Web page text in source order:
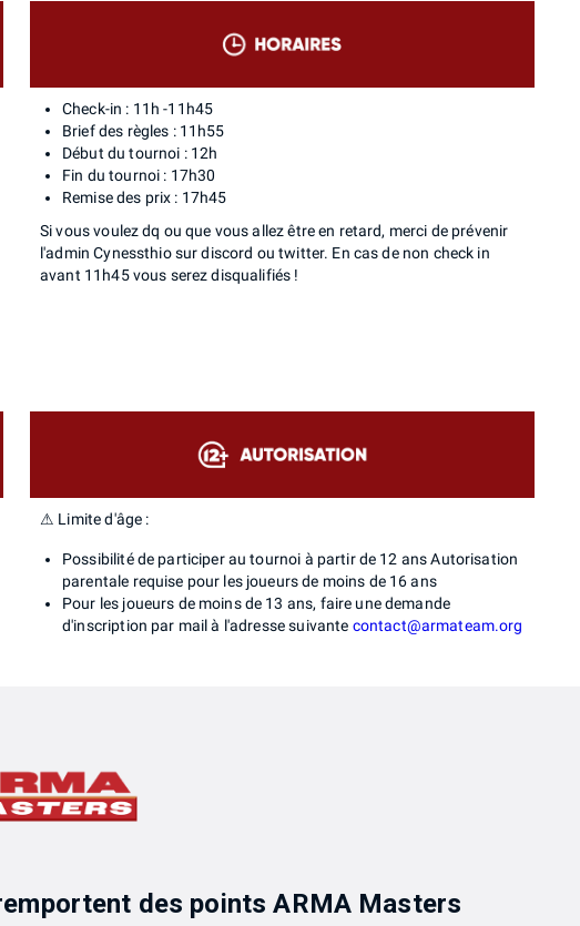
Check-in : 11h -11h45
Brief des règles : 11h55
Début du tournoi : 12h
Fin du tournoi : 17h30
Remise des prix : 17h45
Si vous voulez dq ou que vous allez être en retard, merci de prévenir
l'admin Cynessthio sur discord ou twitter. En cas de non check in
avant 11h45 vous serez disqualifiés !
⚠ Limite d'âge :
Possibilité de participer au tournoi à partir de 12 ans Autorisation
parentale requise pour les joueurs de moins de 16 ans
Pour les joueurs de moins de 13 ans, faire une demande
d'inscription par mail à l'adresse suivante contact@armateam.org
des points ARMA Masters